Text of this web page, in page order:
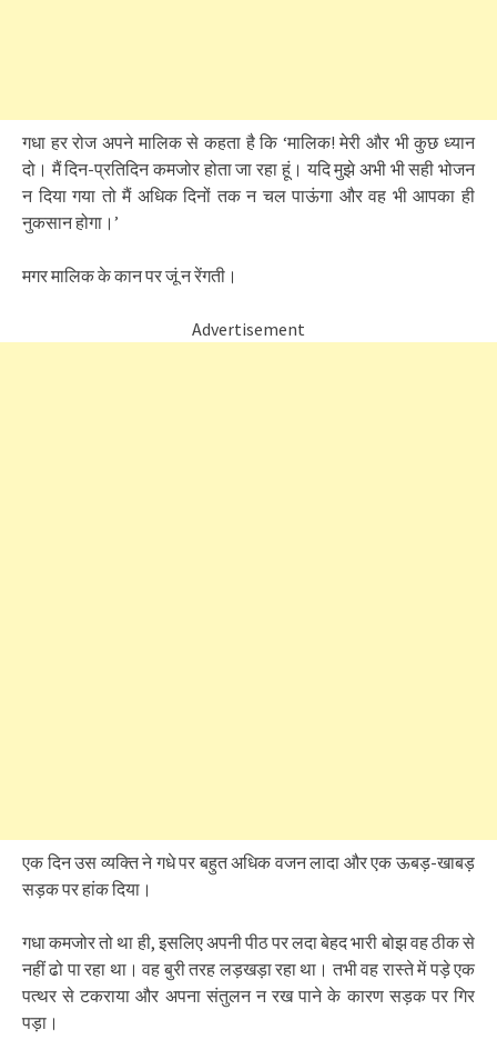
गधा हर रोज अपने मालिक से कहता है कि ‘मालिक! मेरी और भी कुछ ध्यान
दो। मैं दिन-प्रतिदिन कमजोर होता जा रहा हूं। यदि मुझे अभी भी सही भोजन
न दिया गया तो मैं अधिक दिनों तक न चल पाऊंगा और वह भी आपका ही
नुकसान होगा।’
मगर मालिक के कान पर जूं न रेंगती।
Advertisement
एक दिन उस व्यक्ति ने गधे पर बहुत अधिक वजन लादा और एक ऊबड़-खाबड़
सड़क पर हांक दिया।
गधा कमजोर तो था ही, इसलिए अपनी पीठ पर लदा बेहद भारी बोझ वह ठीक से
नहीं ढो पा रहा था। वह बुरी तरह लड़खड़ा रहा था। तभी वह रास्ते में पड़े एक
पत्थर से टकराया और अपना संतुलन न रख पाने के कारण सड़क पर गिर
पड़ा।